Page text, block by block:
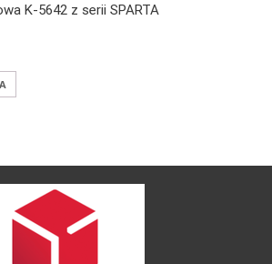
K-5642 z serii SPARTA